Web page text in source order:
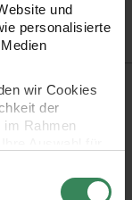
und
personalisierte
wir Cookies
der
Rahmen
über den
Lese- und
"words made
Bekleben oder